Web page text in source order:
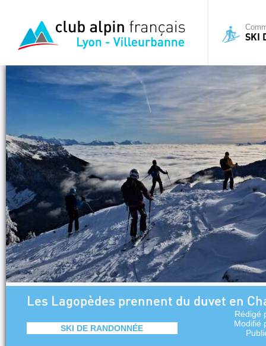
SKI
Les Lagopèdes prennent du duvet en
SKI DE RANDONNÉE
Rédigé
Modifié